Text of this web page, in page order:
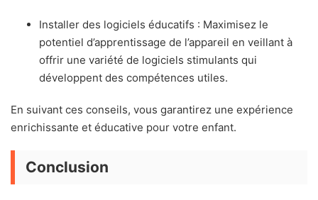
Installer des logiciels éducatifs : Maximisez le
potentiel d’apprentissage de l’appareil en veillant à
offrir une variété de logiciels stimulants qui
développent des compétences utiles.
En suivant ces conseils, vous garantirez une expérience
enrichissante et éducative pour votre enfant.
Conclusion